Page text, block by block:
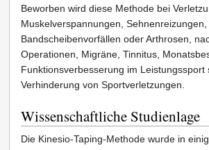
Beworben wird diese Methode bei
Muskelverspannungen,
Bandscheibenvorfällen oder Arthrosen,
Operationen, Migräne, Tinnitus,
Funktionsverbesserung im Leistungssport
Verhinderung von Sportverletzungen.
Wissenschaftliche Studienlage
Die Kinesio-Taping-Methode wurde in